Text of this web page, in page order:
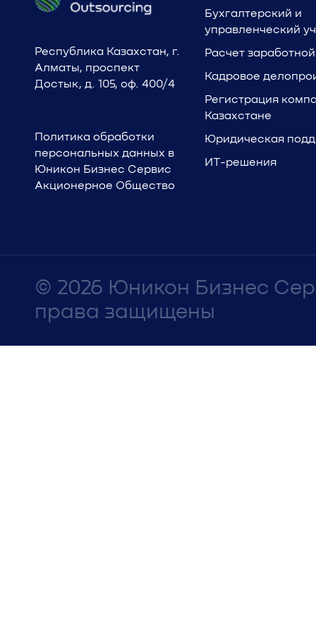
Республика Казахстан, г.
Алматы, проспект
Достык, д. 105, оф. 400/4
Политика обработки
персональных данных в
Юникон Бизнес Сервис
Акционерное Общество
Бухгалтерский и
управленческий
Расчет
Кадровое
Регистрация
Казахстане
Юридическая
ИТ-решения
© 2026 Юникон Бизнес
права защищены